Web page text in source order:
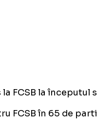
FCSB la
FCSB în 65 de